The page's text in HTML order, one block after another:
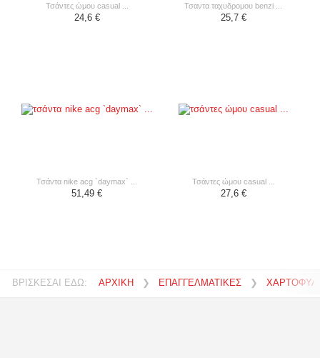
τσάντες ώμου casual ...
24,6 €
τσαντα ταχυδρομου benzi ...
25,7 €
τσάντα nike acg `daymax` ...
51,49 €
τσάντες ώμου casual ...
27,6 €
ΒΡΙΣΚΕΣΑΙ ΕΔΩ: ΑΡΧΙΚΗ ❯ ΕΠΑΓΓΕΛΜΑΤΙΚΕΣ ❯